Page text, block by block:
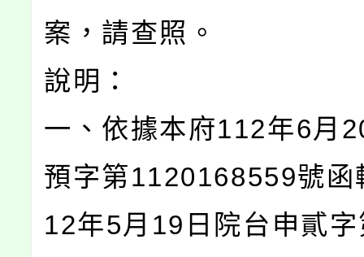
案，請查照。
說明：
一、依據本府112年6月
預字第1120168559號函
12年5月19日院台申貳